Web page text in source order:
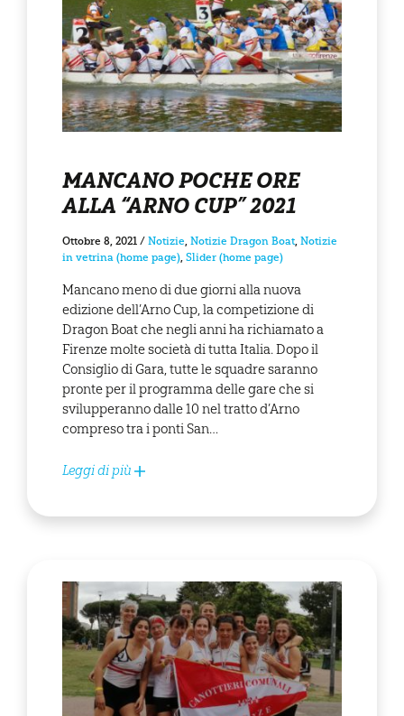
MANCANO POCHE ORE
ALLA “ARNO CUP” 2021
Ottobre 8, 2021 / Notizie, Notizie Dragon Boat, Notizie
in vetrina (home page), Slider (home page)
Mancano meno di due giorni alla nuova
edizione dell’Arno Cup, la competizione di
Dragon Boat che negli anni ha richiamato a
Firenze molte società di tutta Italia. Dopo il
Consiglio di Gara, tutte le squadre saranno
pronte per il programma delle gare che si
svilupperanno dalle 10 nel tratto d’Arno
compreso tra i ponti San…
Leggi di più